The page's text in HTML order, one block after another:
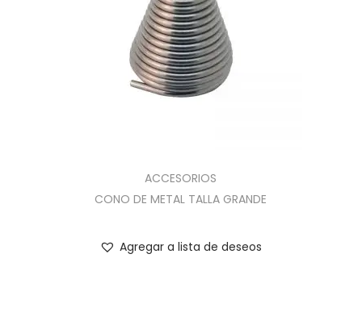
ACCESORIOS
CONO DE METAL TALLA GRANDE
Agregar a lista de deseos